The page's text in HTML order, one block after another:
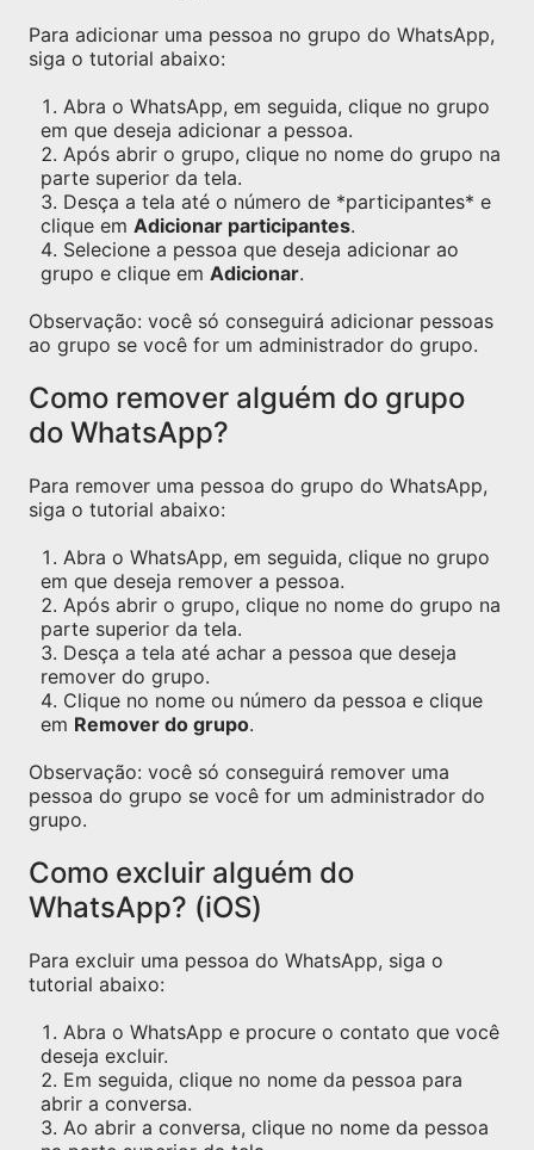
Para adicionar uma pessoa no grupo do WhatsApp,
siga o tutorial abaixo:
Abra o WhatsApp, em seguida, clique no grupo
em que deseja adicionar a pessoa.
Após abrir o grupo, clique no nome do grupo na
parte superior da tela.
Desça a tela até o número de *participantes* e
clique em Adicionar participantes.
Selecione a pessoa que deseja adicionar ao
grupo e clique em Adicionar.
Observação: você só conseguirá adicionar pessoas
ao grupo se você for um administrador do grupo.
Como remover alguém do grupo
do WhatsApp?
Para remover uma pessoa do grupo do WhatsApp,
siga o tutorial abaixo:
Abra o WhatsApp, em seguida, clique no grupo
em que deseja remover a pessoa.
Após abrir o grupo, clique no nome do grupo na
parte superior da tela.
Desça a tela até achar a pessoa que deseja
remover do grupo.
Clique no nome ou número da pessoa e clique
em Remover do grupo.
Observação: você só conseguirá remover uma
pessoa do grupo se você for um administrador do
grupo.
Como excluir alguém do
WhatsApp? (iOS)
Para excluir uma pessoa do WhatsApp, siga o
tutorial abaixo:
Abra o WhatsApp e procure o contato que você
deseja excluir.
Em seguida, clique no nome da pessoa para
abrir a conversa.
Ao abrir a conversa, clique no nome da pessoa